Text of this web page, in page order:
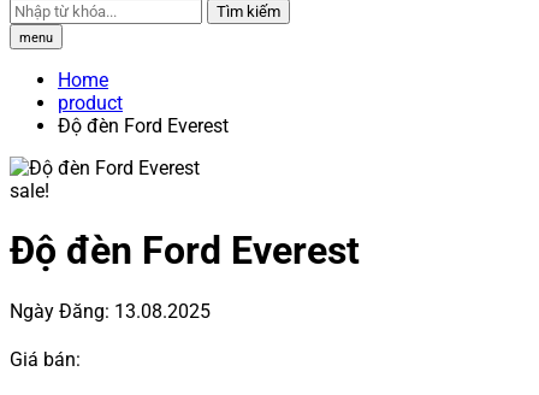
Tìm kiếm
menu
Home
product
Độ đèn Ford Everest
sale!
Độ đèn Ford Everest
Ngày Đăng: 13.08.2025
Giá bán: